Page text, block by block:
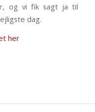
og vi fik sagt ja til
dag.
her